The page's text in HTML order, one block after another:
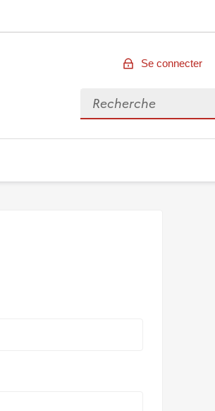
Se connecter
Rechercher des données